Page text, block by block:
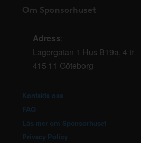
Om Sponsorhuset
Adress:
Lagergatan 1 Hus B19a, 4 tr
415 11 Göteborg
Kontakta oss
FAQ
Läs mer om Sponsorhuset
Privacy Policy